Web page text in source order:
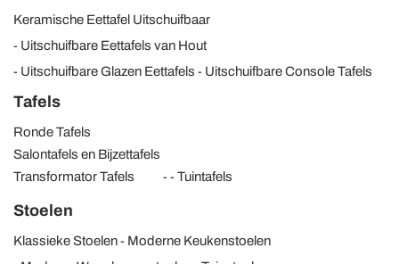
Keramische Eettafel Uitschuifbaar
Uitschuifbare Eettafels van Hout
Uitschuifbare Glazen Eettafels
Uitschuifbare Console Tafels
Tafels
Ronde Tafels
Salontafels en Bijzettafels
Transformator Tafels
Tuintafels
Stoelen
Klassieke Stoelen
Moderne Keukenstoelen